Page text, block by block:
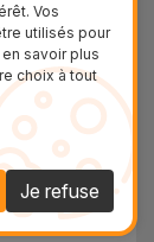
qui place
de vidéo
est de 7
vidéo et
Vos
utilisés pour
savoir plus
choix à tout
Je refuse